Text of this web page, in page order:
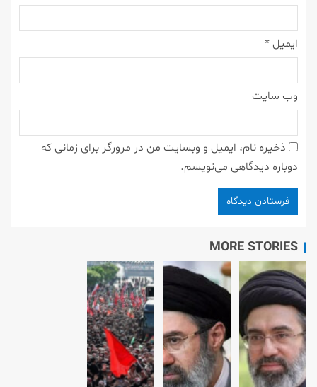
ایمیل *
وب‌ سایت
ذخیره نام، ایمیل و وبسایت من در مرورگر برای زمانی که
دوباره دیدگاهی می‌نویسم.
MORE STORIES